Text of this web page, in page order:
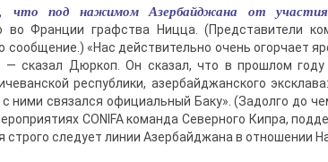
что под нажимом Азербайджана от
во Франции графства Ницца. (Представители
сообщение.) «Нас действительно очень огорчает
— сказал Дюркоп. Он сказал, что в прошлом году
республики, азербайджанского
с ними связался официальный Баку». (Задолго до
CONIFA команда Северного Кипра,
строго следует линии Азербайджана в отношении